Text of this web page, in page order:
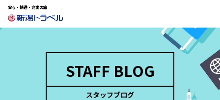
安心・快適・充実の旅
STAFF BLOG
スタッフブログ